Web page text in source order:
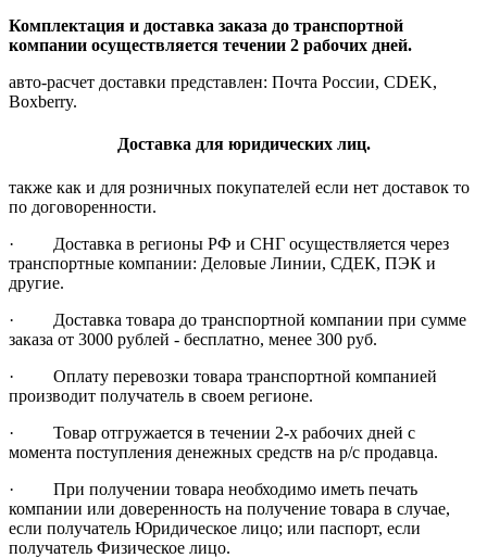
Комплектация и доставка заказа до транспортной
компании осуществляется течении 2 рабочих дней.
авто-расчет доставки представлен: Почта России, CDEK,
Boxberry.
Доставка для юридических лиц.
также как и для розничных покупателей если нет доставок то
по договоренности.
· Доставка в регионы РФ и СНГ осуществляется через
транспортные компании: Деловые Линии, СДЕК, ПЭК и
другие.
· Доставка товара до транспортной компании при сумме
заказа от 3000 рублей - бесплатно, менее 300 руб.
· Оплату перевозки товара транспортной компанией
производит получатель в своем регионе.
· Товар отгружается в течении 2-х рабочих дней с
момента поступления денежных средств на р/с продавца.
· При получении товара необходимо иметь печать
компании или доверенность на получение товара в случае,
если получатель Юридическое лицо; или паспорт, если
получатель Физическое лицо.